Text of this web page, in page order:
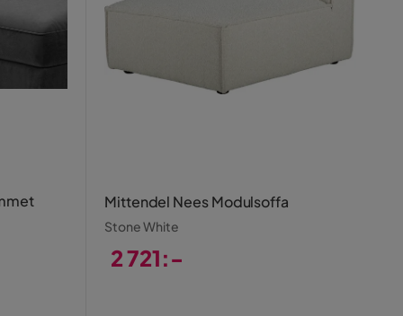
Mittendel Nees Modulsoffa
Stone White
2 721:-